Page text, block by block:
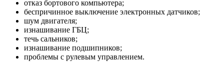
отказ бортового компьютера;
беспричинное выключение электронных датчиков;
шум двигателя;
изнашивание ГБЦ;
течь сальников;
изнашивание подшипников;
проблемы с рулевым управлением.